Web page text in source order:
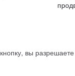
вы разрешаете